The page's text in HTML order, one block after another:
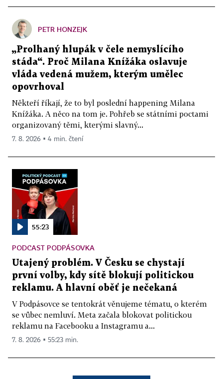
PETR HONZEJK
„Prolhaný hlupák v čele nemyslícího
stáda“. Proč Milana Knížáka oslavuje
vláda vedená mužem, kterým umělec
opovrhoval
Někteří říkají, že to byl poslední happening Milana
Knížáka. A něco na tom je. Pohřeb se státními poctami
organizovaný těmi, kterými slavný...
7. 8. 2026 ▪ 4 min. čtení
55:23
PODCAST PODPÁSOVKA
Utajený problém. V Česku se chystají
první volby, kdy sítě blokují politickou
reklamu. A hlavní oběť je nečekaná
V Podpásovce se tentokrát věnujeme tématu, o kterém
se vůbec nemluví. Meta začala blokovat politickou
reklamu na Facebooku a Instagramu a...
7. 8. 2026 ▪ 55:23 min.